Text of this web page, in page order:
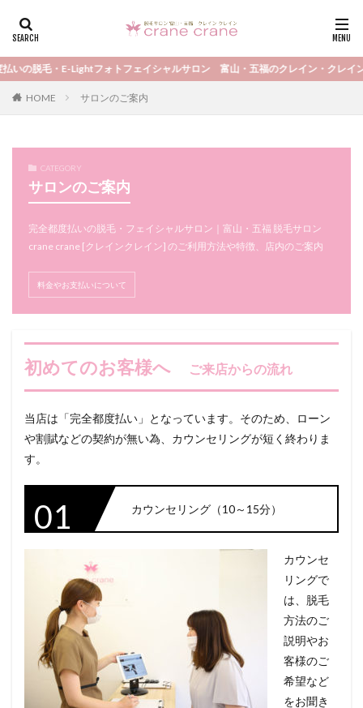
脱毛・E-Lightフォトフェイシャルサロン 富山・五福のクレイン・クレイン
HOME サロンのご案内
CATEGORY
サロンのご案内
完全都度払いの脱毛・フェイシャルサロン｜富山・五福 脱毛サロン
crane crane [クレインクレイン] のご利用方法や特徴、店内のご案内
料金やお支払いについて
初めてのお客様へ ご来店からの流れ
当店は「完全都度払い」となっています。そのため、ローン
や割賦などの契約が無い為、カウンセリングが短く終わりま
す。
01 カウンセリング（10～15分）
カウンセ
リングで
は、脱毛
方法のご
説明やお
客様のご
希望など
をお聞き
カテゴリー
脱毛
施術箇所
全身脱毛
VIO脱毛
光フェイシャル
メンズ脱毛
ヒゲ脱毛 シミ改善
ご新規様
キャンペーン
検索